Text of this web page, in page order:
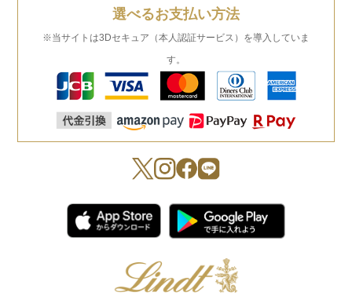
選べるお支払い方法
※当サイトは3Dセキュア（本人認証サービス）を導入していま
す。